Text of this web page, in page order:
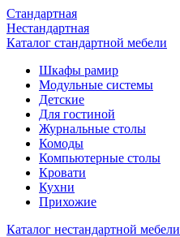
Стандартная
Нестандартная
Каталог стандартной мебели
Шкафы рамир
Модульные системы
Детские
Для гостиной
Журнальные столы
Комоды
Компьютерные столы
Кровати
Кухни
Прихожие
Каталог нестандартной мебели